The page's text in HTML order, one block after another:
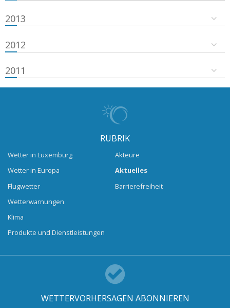
2013
2012
2011
RUBRIK
Wetter in Luxemburg
Wetter in Europa
Flugwetter
Wetterwarnungen
Klima
Produkte und Dienstleistungen
Akteure
Aktuelles
Barrierefreiheit
WETTERVORHERSAGEN ABONNIEREN